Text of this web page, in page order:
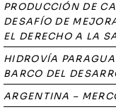
PRODUCCIÓN DE
DESAFÍO DE
EL DERECHO A LA
HIDROVÍA
BARCO DEL
ARGENTINA –